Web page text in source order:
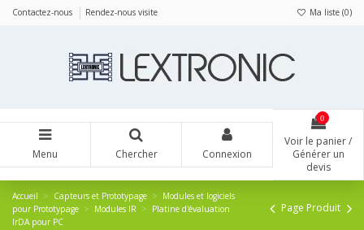
Contactez-nous Rendez-nous visite Ma liste (0)
Menu Chercher Connexion
0
Voir le panier /
Générer un
devis
Accueil Capteurs et Prototypage
Modules et logiciels
pour Prototypage
Modules IR
Platine d'évaluation
IrDA pour PC
Page Produit
Panneau de gestion des cookies